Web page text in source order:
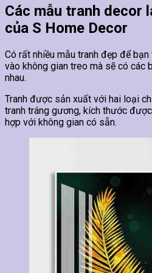
Các mẫu tranh decor
của S Home Decor
Có rất nhiều mẫu tranh đẹp để
vào không gian treo mà sẽ có các
nhau.
Tranh được sản xuất với hai loại
tranh tráng gương, kích thước
hợp với không gian có sẵn.